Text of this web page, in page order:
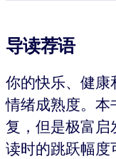
导读荐语
你的快乐、健康
情绪成熟度。本
复，但是极富启
读时的跳跃幅度